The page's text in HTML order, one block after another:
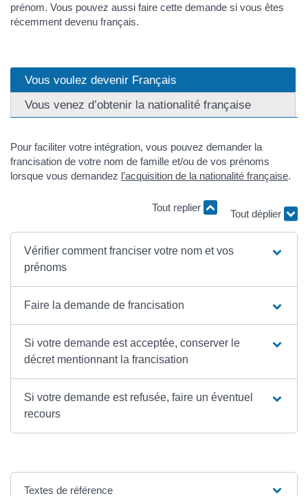
prénom. Vous pouvez aussi faire cette demande si vous êtes
récemment devenu français.
Vous voulez devenir Français
Vous venez d’obtenir la nationalité française
Pour faciliter votre intégration, vous pouvez demander la
francisation de votre nom de famille et/ou de vos prénoms
lorsque vous demandez l’acquisition de la nationalité française.
Tout replier
Tout déplier
Vérifier comment franciser votre nom et vos
prénoms
Faire la demande de francisation
Si votre demande est acceptée, conserver le
décret mentionnant la francisation
Si votre demande est refusée, faire un éventuel
recours
Textes de référence